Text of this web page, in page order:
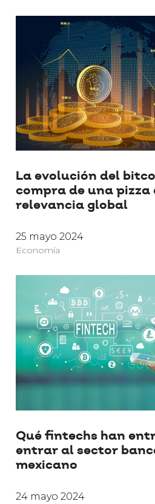
La evolución del
compra de una pizza
relevancia global
25 mayo 2024
Economía
Qué fintechs han
entrar al sector
mexicano
24 mayo 2024